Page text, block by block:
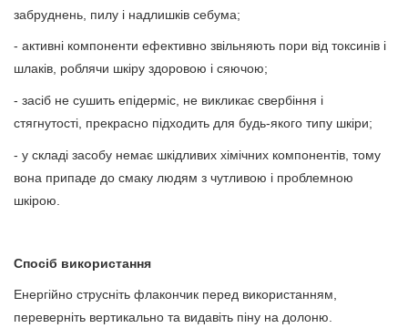
забруднень, пилу і надлишків себума;
- активні компоненти ефективно звільняють пори від токсинів і
шлаків, роблячи шкіру здоровою і сяючою;
- засіб не сушить епідерміс, не викликає свербіння і
стягнутості, прекрасно підходить для будь-якого типу шкіри;
- у складі засобу немає шкідливих хімічних компонентів, тому
вона припаде до смаку людям з чутливою і проблемною
шкірою.
Спосіб використання
Енергійно струсніть флакончик перед використанням,
переверніть вертикально та видавіть піну на долоню.